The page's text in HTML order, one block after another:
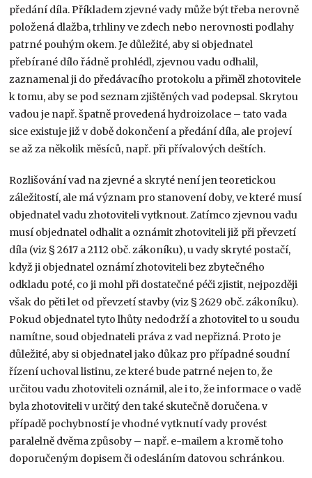
předání díla. Příkladem zjevné vady může být třeba nerovně
položená dlažba, trhliny ve zdech nebo nerovnosti podlahy
patrné pouhým okem. Je důležité, aby si objednatel
přebírané dílo řádně prohlédl, zjevnou vadu odhalil,
zaznamenal ji do předávacího protokolu a přiměl zhotovitele
k tomu, aby se pod seznam zjištěných vad podepsal. Skrytou
vadou je např. špatně provedená hydroizolace – tato vada
sice existuje již v době dokončení a předání díla, ale projeví
se až za několik měsíců, např. při přívalových deštích.
Rozlišování vad na zjevné a skryté není jen teoretickou
záležitostí, ale má význam pro stanovení doby, ve které musí
objednatel vadu zhotoviteli vytknout. Zatímco zjevnou vadu
musí objednatel odhalit a oznámit zhotoviteli již při převzetí
díla (viz § 2617 a 2112 obč. zákoníku), u vady skryté postačí,
když ji objednatel oznámí zhotoviteli bez zbytečného
odkladu poté, co ji mohl při dostatečné péči zjistit, nejpozději
však do pěti let od převzetí stavby (viz § 2629 obč. zákoníku).
Pokud objednatel tyto lhůty nedodrží a zhotovitel to u soudu
namítne, soud objednateli práva z vad nepřizná. Proto je
důležité, aby si objednatel jako důkaz pro případné soudní
řízení uchoval listinu, ze které bude patrné nejen to, že
určitou vadu zhotoviteli oznámil, ale i to, že informace o vadě
byla zhotoviteli v určitý den také skutečně doručena. v
případě pochybností je vhodné vytknutí vady provést
paralelně dvěma způsoby – např. e-mailem a kromě toho
doporučeným dopisem či odesláním datovou schránkou.